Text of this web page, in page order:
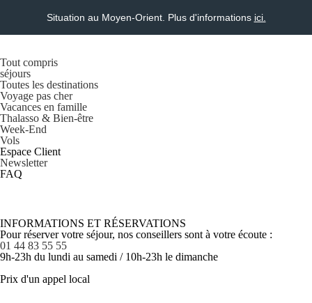
Situation au Moyen-Orient. Plus d'informations ici.
Tout compris
séjours
Toutes les destinations
Voyage pas cher
Vacances en famille
Thalasso & Bien-être
Week-End
Vols
Espace Client
Newsletter
FAQ
INFORMATIONS ET RÉSERVATIONS
Pour réserver votre séjour, nos conseillers sont à votre écoute :
01 44 83 55 55
9h-23h du lundi au samedi / 10h-23h le dimanche
Prix d'un appel local